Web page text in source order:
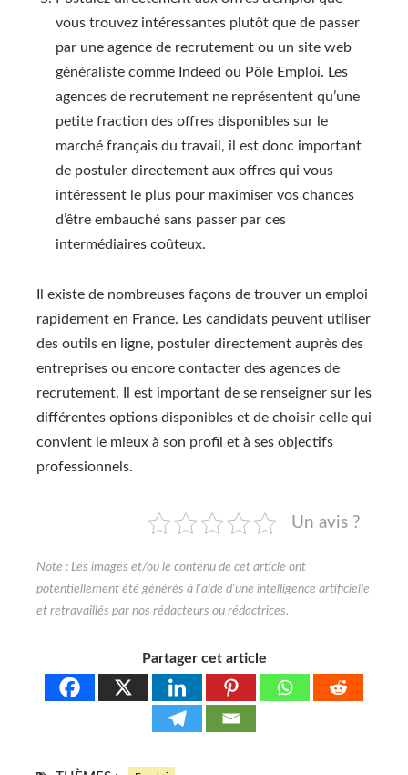
vous trouvez intéressantes plutôt que de passer
par une agence de recrutement ou un site web
généraliste comme Indeed ou Pôle Emploi. Les
agences de recrutement ne représentent qu’une
petite fraction des offres disponibles sur le
marché français du travail, il est donc important
de postuler directement aux offres qui vous
intéressent le plus pour maximiser vos chances
d’être embauché sans passer par ces
intermédiaires coûteux.
Il existe de nombreuses façons de trouver un emploi
rapidement en France. Les candidats peuvent utiliser
des outils en ligne, postuler directement auprès des
entreprises ou encore contacter des agences de
recrutement. Il est important de se renseigner sur les
différentes options disponibles et de choisir celle qui
convient le mieux à son profil et à ses objectifs
professionnels.
Un avis ?
Partager cet article